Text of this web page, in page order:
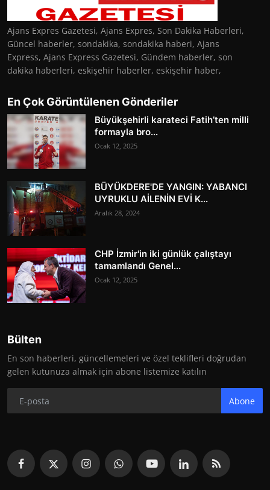
Ajans Expres Gazetesi, Ajans Expres, Son Dakika Haberleri,
Güncel haberler, sondakika, sondakika haberi, Ajans
Express, Ajans Express Gazetesi, Gündem haberler, son
dakika haberleri, eskişehir haberler, eskişehir haber,
En Çok Görüntülenen Gönderiler
Büyükşehirli karateci Fatih’ten milli
formayla bro...
Ocak 12, 2025
BÜYÜKDERE'DE YANGIN: YABANCI
UYRUKLU AİLENİN EVİ K...
Aralık 28, 2024
CHP İzmir'in iki günlük çalıştayı
tamamlandı Genel...
Ocak 12, 2025
Bülten
En son haberleri, güncellemeleri ve özel teklifleri doğrudan
gelen kutunuza almak için abone listemize katılın
Abone